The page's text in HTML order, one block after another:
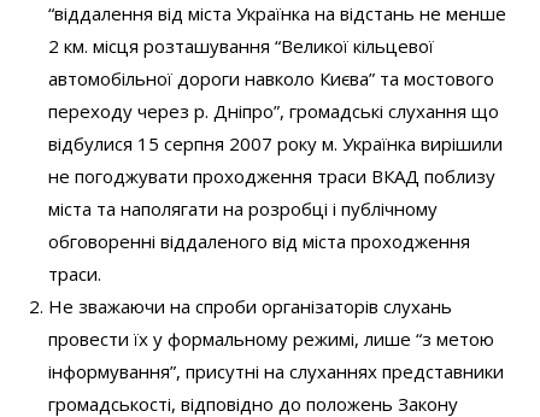
“віддалення від міста Українка на відстань не менше
2 км. місця розташування “Великої кільцевої
автомобільної дороги навколо Києва” та мостового
переходу через р. Дніпро”, громадські слухання що
відбулися 15 серпня 2007 року м. Українка вирішили
не погоджувати проходження траси ВКАД поблизу
міста та наполягати на розробці і публічному
обговоренні віддаленого від міста проходження
траси.
Не зважаючи на спроби організаторів слухань
провести їх у формальному режимі, лише “з метою
інформування”, присутні на слуханнях представники
громадськості, відповідно до положень Закону